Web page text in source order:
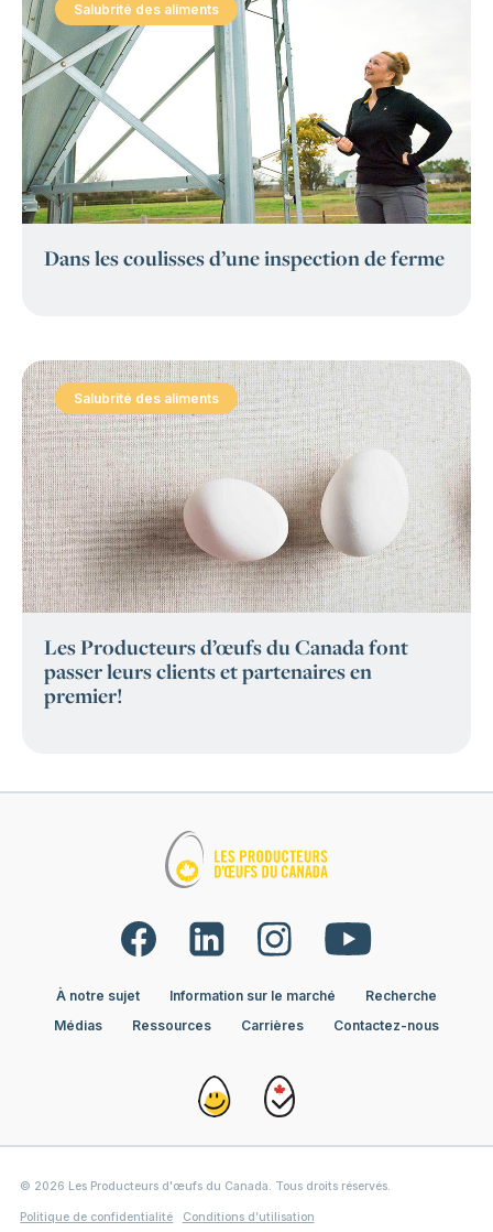
Salubrité des aliments
:
Dans les coulisses d’une inspection de ferme
Salubrité des aliments
:
Les Producteurs d’œufs du Canada font
passer leurs clients et partenaires en
premier!
À notre sujet Information sur le marché
Recherche
Médias
Ressources Carrières Contactez-nous
© 2026 Les Producteurs d'œufs du Canada. Tous droits réservés.
Politique de confidentialité Conditions d’utilisation